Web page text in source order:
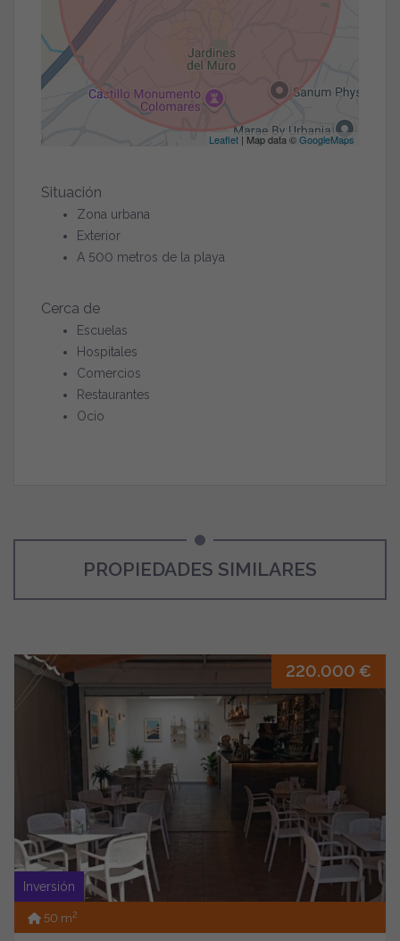
Leaflet | Map data ©GoogleMaps
Situación
Zona urbana
Exterior
A 500 metros de la playa
Cerca de
Escuelas
Hospitales
Comercios
Restaurantes
Ocio
PROPIEDADES SIMILARES
220.000 €
Inversión
50 m2